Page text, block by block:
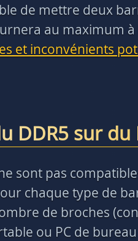
de mettre deux
au maximum
et inconvénients
DDR5 sur du
sont pas
chaque type de
de broches
ou PC de